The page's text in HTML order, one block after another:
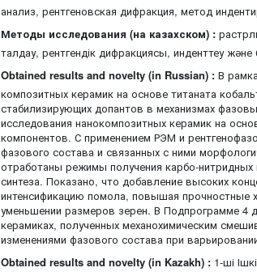
анализ, рентгеновская дифракция, метод
Методы исследования (на казахском) :
талдау, рентгендік дифракциясы, инденттеу және
Obtained results and novelty (in Russian) : В
композитных керамик на основе титаната
стабилизирующих допантов в механизмах
исследования нанокомпозитных керамик на
компонентов. С применением РЭМ и
фазового состава и связанных с ними
отработаны режимы получения карбо-
синтеза. Показано, что добавление высоких
интенсификацию помола, повышая прочностные
уменьшении размеров зерен. В Подпрограмме 4
керамиках, полученных механохимическим
изменениями фазового состава при
Obtained results and novelty (in Kazakh) : 1-ші